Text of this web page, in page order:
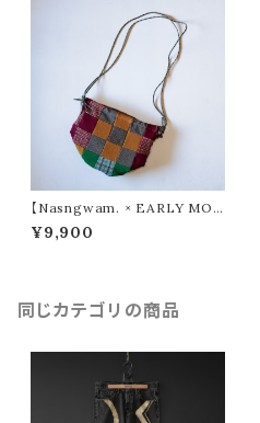
【Nasngwam. × EARLY MOR
NING】 QUILT POUCH ①
¥9,900
同じカテゴリの商品